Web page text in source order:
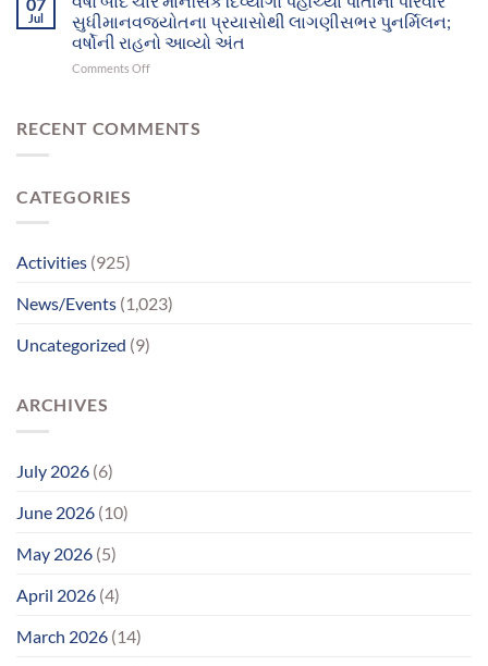
પિતાએ
માનસિક
મિલન
ખીલ્યો
ભક્તિ
અને
આનંદનો
07
Jul
સુધીમાનવજ્યોતના પ્રયાસોથી લાગણીસભર પુનર્મિલન;
વર્ષોની રાહનો આવ્યો અંત
Comments Offon
ચાર
વર્ષોની
RECENT COMMENTS
CATEGORIES
Activities (925)
News/Events (1,023)
Uncategorized (9)
ARCHIVES
July 2026 (6)
June 2026 (10)
May 2026 (5)
April 2026 (4)
March 2026 (14)